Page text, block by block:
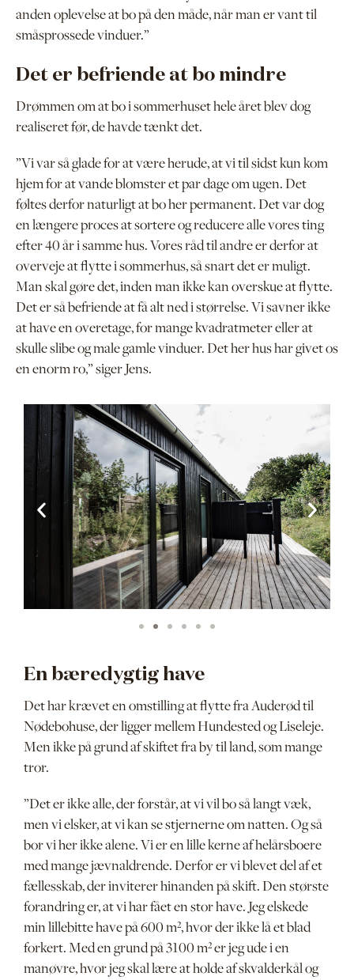
anden oplevelse at bo på den måde, når man er vant til
småsprossede vinduer.”
Det er befriende at bo mindre
Drømmen om at bo i sommerhuset hele året blev dog
realiseret før, de havde tænkt det.
”Vi var så glade for at være herude, at vi til sidst kun kom
hjem for at vande blomster et par dage om ugen. Det
føltes derfor naturligt at bo her permanent. Det var dog
en længere proces at sortere og reducere alle vores ting
efter 40 år i samme hus. Vores råd til andre er derfor at
overveje at flytte i sommerhus, så snart det er muligt.
Man skal gøre det, inden man ikke kan overskue at flytte.
Det er så befriende at få alt ned i størrelse. Vi savner ikke
at have en overetage, for mange kvadratmeter eller at
skulle slibe og male gamle vinduer. Det her hus har givet os
en enorm ro,” siger Jens.
En bæredygtig have
Det har krævet en omstilling at flytte fra Auderød til
Nødebohuse, der ligger mellem Hundested og Liseleje.
Men ikke på grund af skiftet fra by til land, som mange
tror.
”Det er ikke alle, der forstår, at vi vil bo så langt væk,
men vi elsker, at vi kan se stjernerne om natten. Og så
bor vi her ikke alene. Vi er en lille kerne af helårsboere
med mange jævnaldrende. Derfor er vi blevet del af et
fællesskab, der inviterer hinanden på skift. Den største
forandring er, at vi har fået en stor have. Jeg elskede
min lillebitte have på 600 m², hvor der ikke lå et blad
forkert. Med en grund på 3100 m² er jeg ude i en
manøvre, hvor jeg skal lære at holde af skvalderkål og